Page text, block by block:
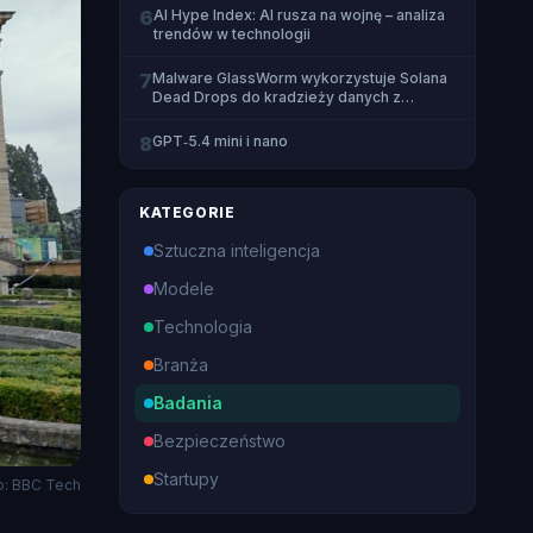
BBC Tech
6AI Hype Index: AI rusza na wojnę – analiza
trendów w technologii
7Malware GlassWorm wykorzystuje Solana
Dead Drops do kradzieży danych z
8GPT‑5.4 mini i nano
KATEGORIE
Sztuczna inteligencja
Modele
Technologia
Branża
Badania
Bezpieczeństwo
Startupy